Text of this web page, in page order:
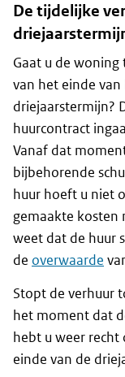
De tijdelijke
Gaat u de
van het einde
driejaarstermijn?
huurcontract
Vanaf dat
bijbehorende
huur hoeft u niet
gemaakte kosten
weet dat de huur
de overwaarde
Stopt de verhuur
het moment dat
hebt u weer
einde van de